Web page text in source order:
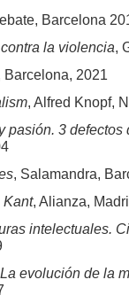
Barcelona
la violencia ,
2021
, Alfred Knopf,
pasión. 3 defectos
, Salamandra,
Kant, Alianza,
intelectuales.
evolución de la